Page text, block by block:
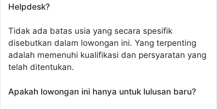
Helpdesk?
Tidak ada batas usia yang secara spesifik
disebutkan dalam lowongan ini. Yang terpenting
adalah memenuhi kualifikasi dan persyaratan yang
telah ditentukan.
Apakah lowongan ini hanya untuk lulusan baru?